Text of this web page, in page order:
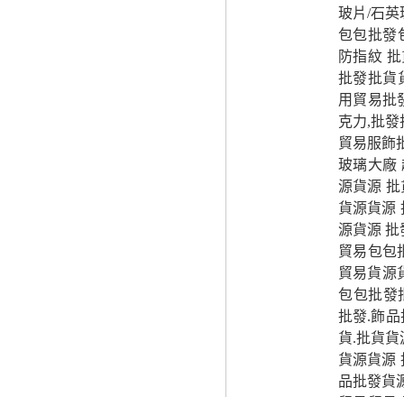
玻片/石英
包包批發
防指紋
批發批貨
用貿易批
克力,批發
貿易服飾
玻璃大廠
源貨源 批
貨源貨源
源貨源 批
貿易包包
貿易貨源
包包批發
批發.飾品
貨.批貨
貨源貨源
品批發貨